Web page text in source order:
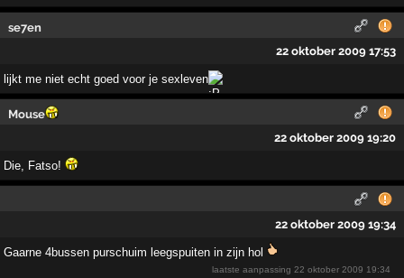
se7en
22 oktober 2009 17:53
lijkt me niet echt goed voor je sexleven
Mouse
22 oktober 2009 19:20
Die, Fatso!
22 oktober 2009 19:34
Gaarne 4bussen purschuim leegspuiten in zijn hol
laatste aanpassing22 oktober 2009 19:34